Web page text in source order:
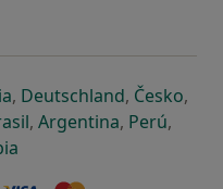
nowej karcie
się w nowej karcie
otwiera się w nowej
, Deutschlandotwiera się
, Česko,
karcie
w nowej karcie
się w nowej karcie
otwiera się w nowej
, Argentinaotwiera się
, Perú,